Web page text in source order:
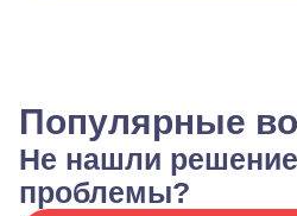
Популярные
Не нашли
проблемы?